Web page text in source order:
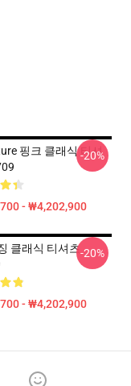
핑크 클래식 티셔
- ₩4,202,900
-20%
클래식 티셔츠
- ₩4,202,900
-20%